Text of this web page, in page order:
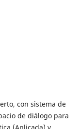
con sistema de
de diálogo para